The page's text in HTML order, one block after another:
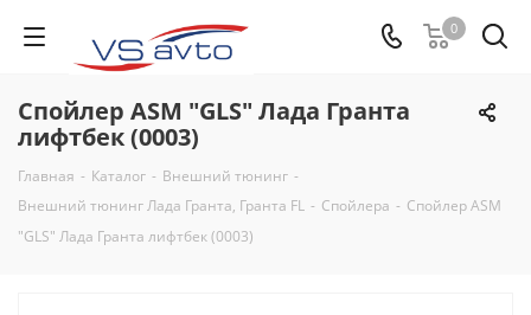
0
Спойлер ASM "GLS" Лада Гранта
лифтбек (0003)
Главная - Каталог - Внешний тюнинг -
Внешний тюнинг Лада Гранта, Гранта FL - Спойлера - Спойлер ASM
"GLS" Лада Гранта лифтбек (0003)